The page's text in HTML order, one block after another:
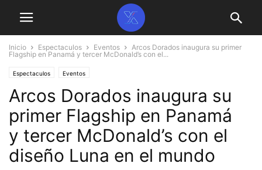
Inicio Espectaculos Eventos
Arcos Dorados inaugura su primer
Flagship en Panamá y tercer McDonald’s con el...
Espectaculos Eventos
Arcos Dorados inaugura su
primer Flagship en Panamá
y tercer McDonald’s con el
diseño Luna en el mundo